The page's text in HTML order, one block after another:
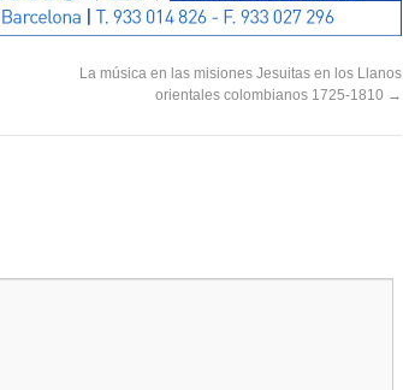
La música en las misiones Jesuitas en los Llanos
orientales colombianos 1725-1810 →